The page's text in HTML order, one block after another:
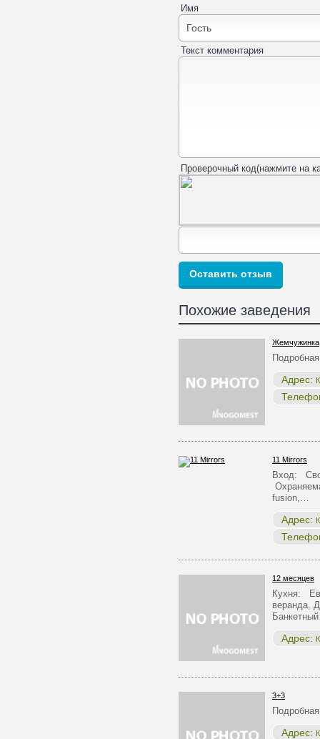
Имя
Текст комментария
Проверочный код(нажмите на
Похожие заведения
Жемчужинка
Адрес:
11 Mirrors
Вход:
fusion,…
Адрес:
12 месяцев
Кухня:
веранда,
Адрес:
3+3
Адрес: